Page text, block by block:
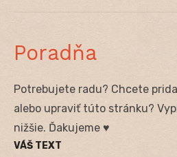
Poradňa
Potrebujete radu? Chcete
alebo upraviť túto stránku?
nižšie. Ďakujeme ♥
VÁŠ TEXT